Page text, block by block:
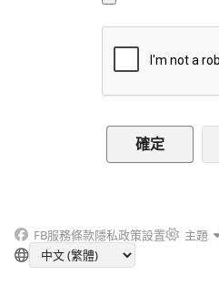
FB服務條款隱私政策設置 主題